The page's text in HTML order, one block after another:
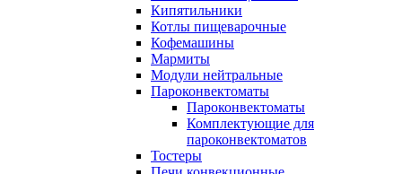
Кипятильники
Котлы пищеварочные
Кофемашины
Мармиты
Модули нейтральные
Пароконвектоматы
Пароконвектоматы
Комплектующие для
пароконвектоматов
Тостеры